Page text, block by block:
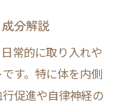
分解説
常的に取り入れや
す。特に体を内側
促進や自律神経の